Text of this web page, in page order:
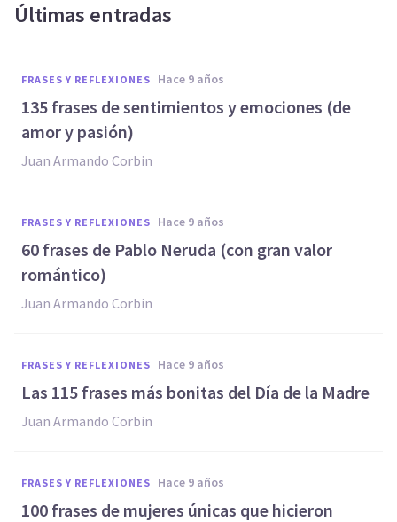
Últimas entradas
FRASES Y REFLEXIONES hace 9 años
135 frases de sentimientos y emociones (de
amor y pasión)
Juan Armando Corbin
FRASES Y REFLEXIONES hace 9 años
60 frases de Pablo Neruda (con gran valor
romántico)
Juan Armando Corbin
FRASES Y REFLEXIONES hace 9 años
​Las 115 frases más bonitas del Día de la Madre
Juan Armando Corbin
FRASES Y REFLEXIONES hace 9 años
100 frases de mujeres únicas que hicieron